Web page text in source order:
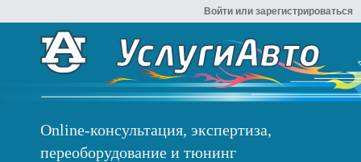
Войти или зарегистрироваться
Online-консультация, экспертиза,
переоборудование и тюнинг